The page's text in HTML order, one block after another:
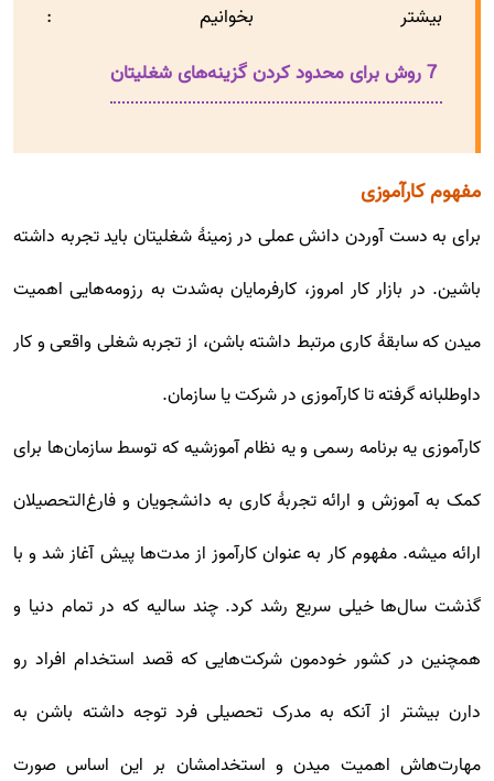
بیشتر بخوانیم :
7 روش برای محدود کردن گزینه‌های شغلیتان
مفهوم کارآموزی
برای به دست آوردن دانش عملی در زمینۀ شغلیتان باید تجربه داشته
باشین. در بازار کار امروز، کارفرمایان به‌شدت به رزومه‌هایی اهمیت
میدن که سابقۀ کاری مرتبط داشته باشن، از تجربه شغلی واقعی و کار
داوطلبانه گرفته تا کارآموزی در شرکت یا سازمان.
کارآموزی یه برنامه رسمی و یه نظام آموزشیه که توسط سازمان‌ها برای
کمک به آموزش و ارائه تجربۀ کاری به دانشجویان و فارغ‌التحصیلان
ارائه میشه. مفهوم کار به عنوان کارآموز از مدت‌ها پیش آغاز شد و با
گذشت سال‌ها خیلی سریع رشد کرد. چند سالیه که در تمام دنیا و
همچنین در کشور خودمون شرکت‌هایی که قصد استخدام افراد رو
دارن بیشتر از آنکه به مدرک تحصیلی فرد توجه داشته باشن به
مهارت‌هاش اهمیت میدن و استخدامشان بر این اساس صورت